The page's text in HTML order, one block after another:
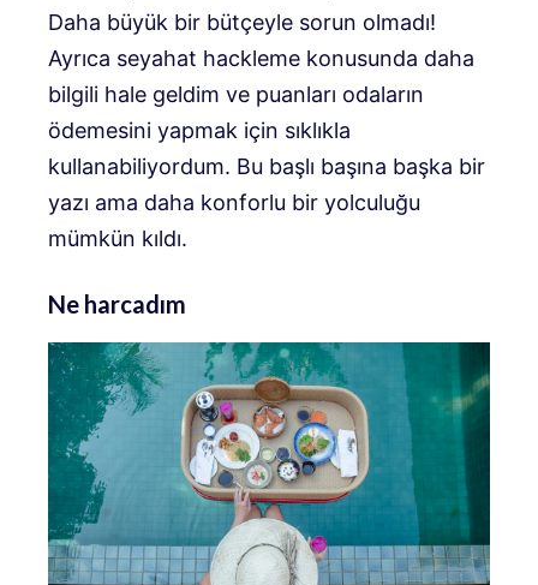
Daha büyük bir bütçeyle sorun olmadı!
Ayrıca seyahat hackleme konusunda daha
bilgili hale geldim ve puanları odaların
ödemesini yapmak için sıklıkla
kullanabiliyordum. Bu başlı başına başka bir
yazı ama daha konforlu bir yolculuğu
mümkün kıldı.
Ne harcadım